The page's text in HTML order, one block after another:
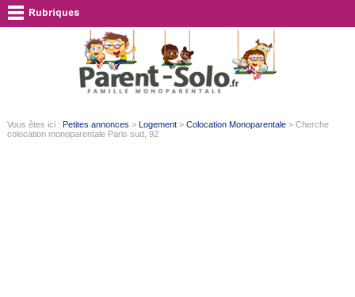
Vous êtes ici : Petites annonces > Logement> Colocation Monoparentale> Cherche
colocation monoparentale Paris sud, 92